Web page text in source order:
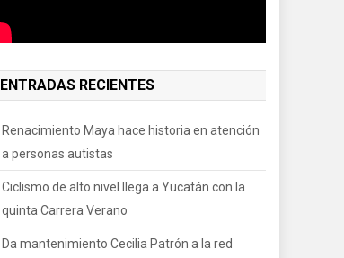
ENTRADAS RECIENTES
Renacimiento Maya hace historia en atención
a personas autistas
Ciclismo de alto nivel llega a Yucatán con la
quinta Carrera Verano
Da mantenimiento Cecilia Patrón a la red